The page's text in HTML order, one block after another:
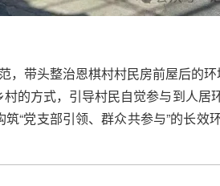
，带头整治恩棋村村民房前屋后的
的方式，引导村民自觉参与到人
“党支部引领、群众共参与”的长效